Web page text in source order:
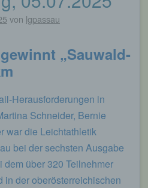
von lgpassau
„Sauwald-
Herausforderungen in
Schneider, Bernie
war die Leichtathletik
bei der sechsten Ausgabe
dem über 320 Teilnehmer
in der oberösterreichischen